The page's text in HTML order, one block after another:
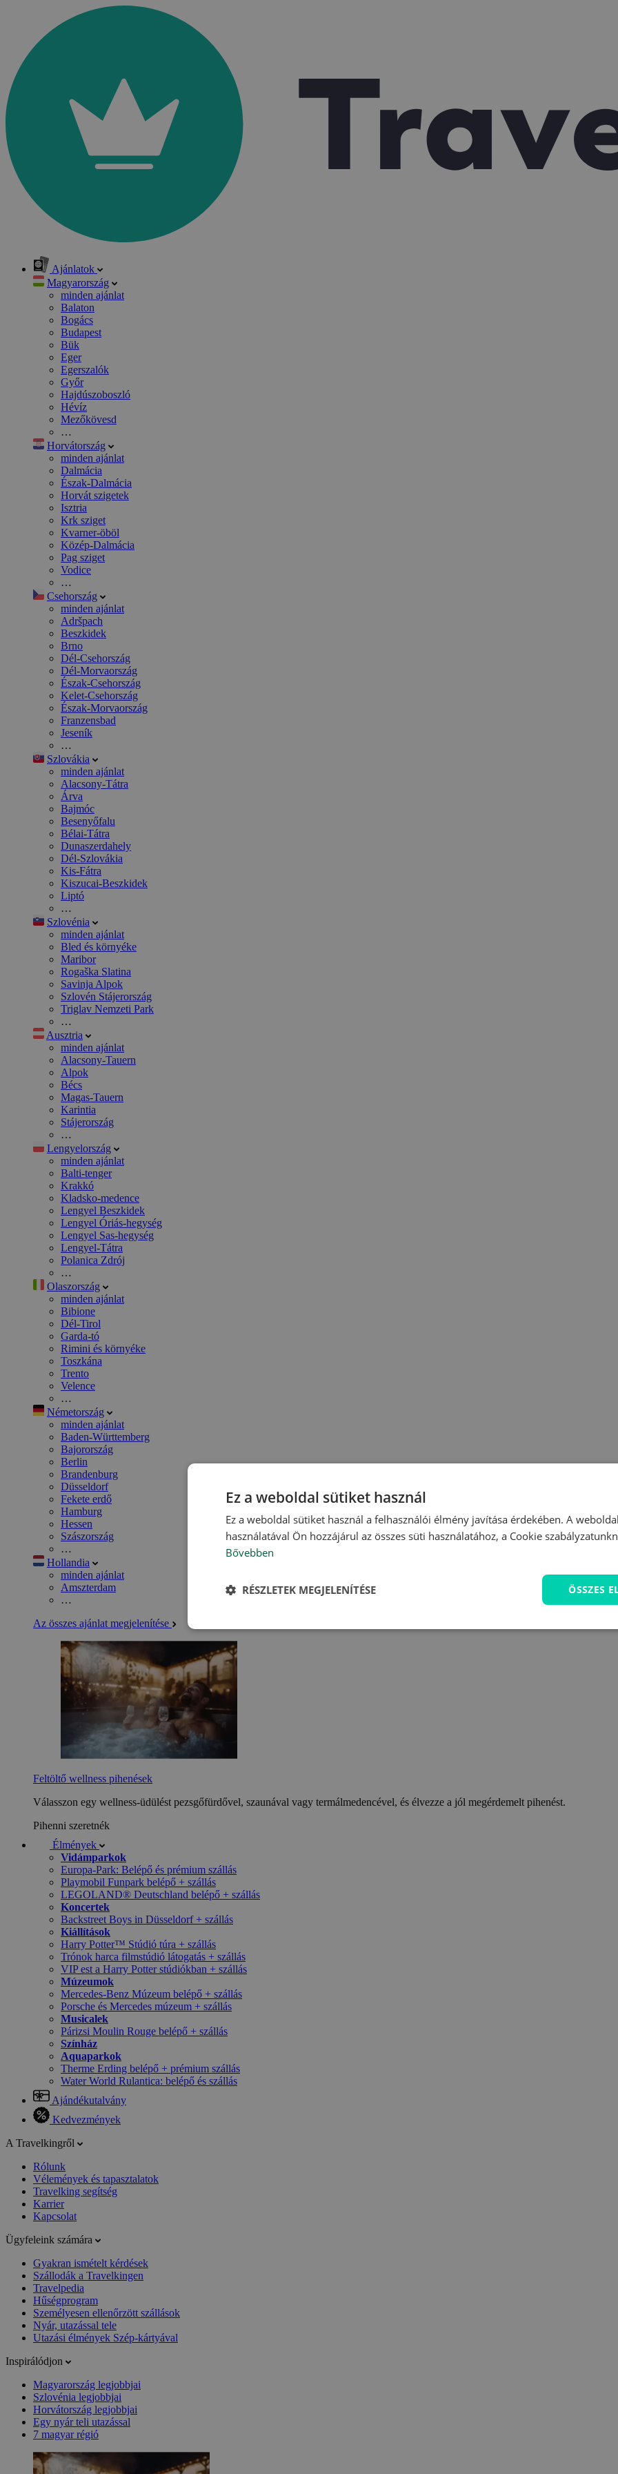
Ajánlatok
Magyarország
minden ajánlat
Balaton
Bogács
Budapest
Bük
Eger
Egerszalók
Győr
Hajdúszoboszló
Hévíz
Mezőkövesd
…
Horvátország
minden ajánlat
Dalmácia
Észak-Dalmácia
Horvát szigetek
Isztria
Krk sziget
Kvarner-öböl
Közép-Dalmácia
Pag sziget
Vodice
…
Csehország
minden ajánlat
Adršpach
Beszkidek
Brno
Dél-Csehország
Dél-Morvaország
Észak-Csehország
Kelet-Csehország
Észak-Morvaország
Franzensbad
Jeseník
…
Szlovákia
minden ajánlat
Alacsony-Tátra
Árva
Bajmóc
Besenyőfalu
Bélai-Tátra
Dunaszerdahely
Dél-Szlovákia
Kis-Fátra
Kiszucai-Beszkidek
Liptó
…
Szlovénia
minden ajánlat
Bled és környéke
Maribor
Rogaška Slatina
Savinja Alpok
Szlovén Stájerország
Triglav Nemzeti Park
…
Ausztria
minden ajánlat
Alacsony-Tauern
Alpok
Bécs
Magas-Tauern
Karintia
Stájerország
…
Lengyelország
minden ajánlat
Balti-tenger
Krakkó
Kladsko-medence
Lengyel Beszkidek
Lengyel Óriás-hegység
Lengyel Sas-hegység
Lengyel-Tátra
Polanica Zdrój
…
Olaszország
minden ajánlat
Bibione
Dél-Tirol
Garda-tó
Rimini és környéke
Toszkána
Trento
Velence
…
Németország
minden ajánlat
Baden-Württemberg
Bajorország
Berlin
Brandenburg
Düsseldorf
Fekete erdő
Hamburg
Hessen
Szászország
…
Hollandia
minden ajánlat
Amszterdam
…
Az összes ajánlat megjelenítése
Feltöltő wellness pihenések
Válasszon egy wellness-üdülést pezsgőfürdővel, szaunával vagy termálmedencével, és élvezze a jól megérdemelt pihenést.
Pihenni szeretnék
Élmények
Vidámparkok
Europa-Park: Belépő és prémium szállás
Playmobil Funpark belépő + szállás
LEGOLAND® Deutschland belépő + szállás
Koncertek
Backstreet Boys in Düsseldorf + szállás
Kiállítások
Harry Potter™ Stúdió túra + szállás
Trónok harca filmstúdió látogatás + szállás
VIP est a Harry Potter stúdiókban + szállás
Múzeumok
Mercedes-Benz Múzeum belépő + szállás
Porsche és Mercedes múzeum + szállás
Musicalek
Párizsi Moulin Rouge belépő + szállás
Színház
Aquaparkok
Therme Erding belépő + prémium szállás
Water World Rulantica: belépő és szállás
Ajándékutalvány
Kedvezmények
A Travelkingről
Rólunk
Vélemények és tapasztalatok
Travelking segítség
Karrier
Kapcsolat
Ügyfeleink számára
Gyakran ismételt kérdések
Szállodák a Travelkingen
Travelpedia
Hűségprogram
Személyesen ellenőrzött szállások
Nyár, utazással tele
Utazási élmények Szép-kártyával
Inspirálódjon
Magyarország legjobbjai
Szlovénia legjobbjai
Horvátország legjobbjai
Egy nyár teli utazással
7 magyar régió
Ez a weboldal sütiket használ
Ez a weboldal sütiket használ a felhasználói élmény javítása érdekében. A
használatával Ön hozzájárul az összes süti használatához, a Cookie
Bővebben
ÖSSZES
RÉSZLETEK MEGJELENÍTÉSE